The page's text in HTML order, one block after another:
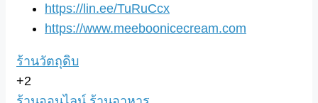
https://lin.ee/TuRuCcx
https://www.meeboonicecream.com
ร้านวัตถุดิบ
+2